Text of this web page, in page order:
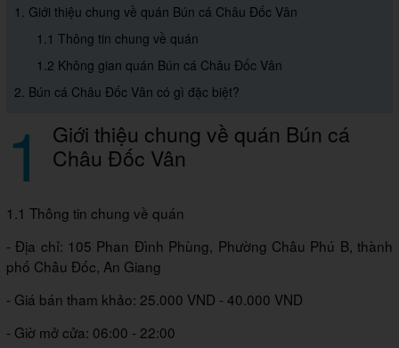
1. Giới thiệu chung về quán Bún cá Châu Đốc Vân
1.1 Thông tin chung về quán
1.2 Không gian quán Bún cá Châu Đốc Vân
2. Bún cá Châu Đốc Vân có gì đặc biệt?
1 Giới thiệu chung về quán Bún cá
Châu Đốc Vân
1.1 Thông tin chung về quán
- Địa chỉ: 105 Phan Đình Phùng, Phường Châu Phú B, thành
phố Châu Đốc, An Giang
- Giá bán tham khảo: 25.000 VND - 40.000 VND
- Giờ mở cửa: 06:00 - 22:00